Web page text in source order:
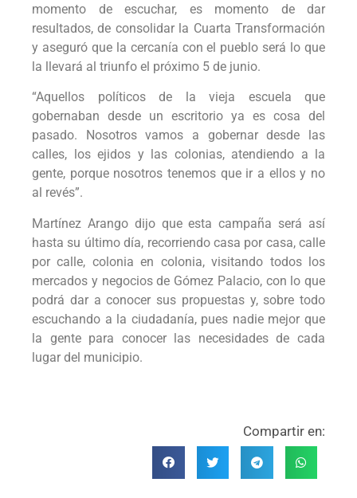
momento de escuchar, es momento de dar
resultados, de consolidar la Cuarta Transformación
y aseguró que la cercanía con el pueblo será lo que
la llevará al triunfo el próximo 5 de junio.
“Aquellos políticos de la vieja escuela que
gobernaban desde un escritorio ya es cosa del
pasado. Nosotros vamos a gobernar desde las
calles, los ejidos y las colonias, atendiendo a la
gente, porque nosotros tenemos que ir a ellos y no
al revés”.
Martínez Arango dijo que esta campaña será así
hasta su último día, recorriendo casa por casa, calle
por calle, colonia en colonia, visitando todos los
mercados y negocios de Gómez Palacio, con lo que
podrá dar a conocer sus propuestas y, sobre todo
escuchando a la ciudadanía, pues nadie mejor que
la gente para conocer las necesidades de cada
lugar del municipio.
Compartir en: